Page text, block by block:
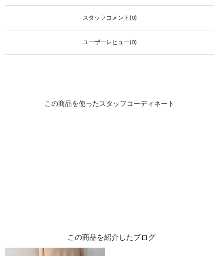
スタッフコメント(0)
ユーザーレビュー(0)
この商品を紹介したブログ